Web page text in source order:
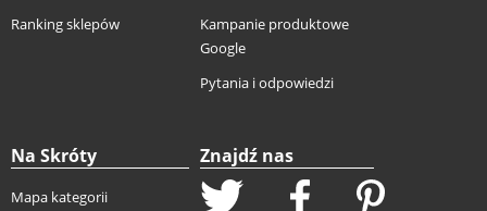
Ranking sklepów
Kampanie produktowe
Google
Pytania i odpowiedzi
Na Skróty
Mapa kategorii
Znajdź nas